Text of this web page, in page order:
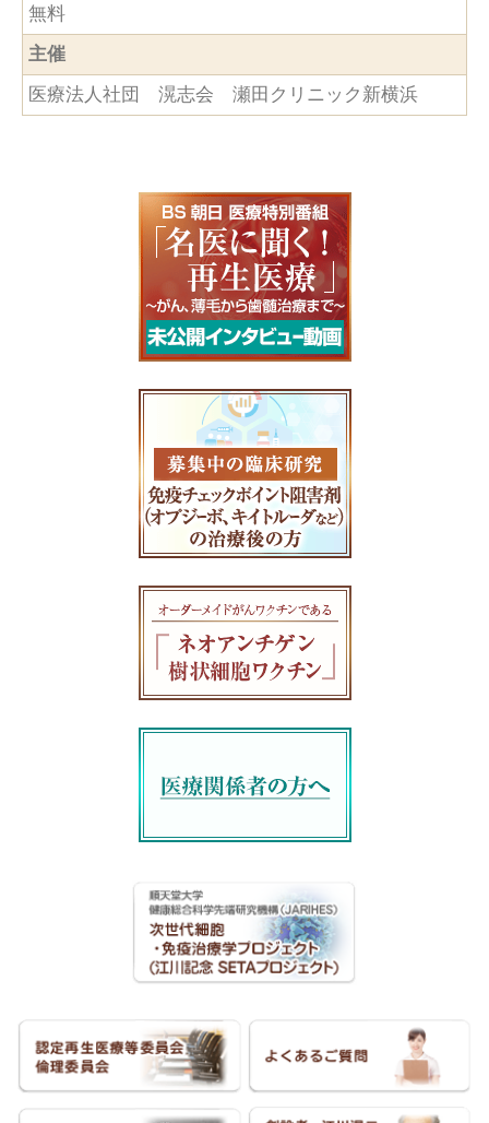
無料
主催
医療法人社団 滉志会 瀬田クリニック新横浜